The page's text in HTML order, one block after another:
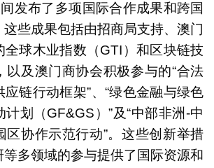
发布了多项国际合作成果和跨国
些成果包括由招商局支持、澳门
全球木业指数（GTI）和区块链技
以及澳门商协会积极参与的“合法
链行动框架”、“绿色金融与绿色
划（GF&GS）”及“中部非洲-中
区协作示范行动”。这些创新举措
多领域的参与提供了国际资源和